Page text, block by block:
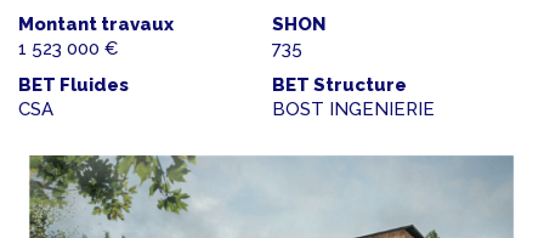
Montant travaux
1 523 000 €
SHON
735
BET Fluides
CSA
BET Structure
BOST INGENIERIE